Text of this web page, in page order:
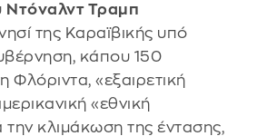
Ντόναλντ Τραμπ
της Καραϊβικής υπό
κάπου 150
Φλόριντα, «εξαιρετική
«εθνική
κλιμάκωση της έντασης,